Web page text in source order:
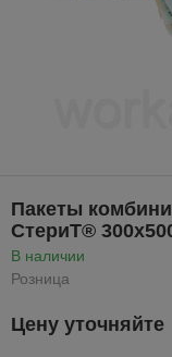
Пакеты
СтериТ®
В наличии
Розница
Цену уточняйте